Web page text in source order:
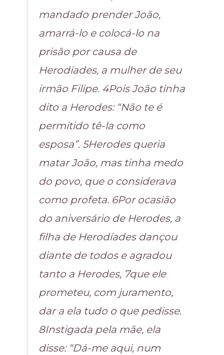
mandado prender João,
amarrá-lo e colocá-lo na
prisão por causa de
Herodíades, a mulher de seu
irmão Filipe. 4Pois João tinha
dito a Herodes: “Não te é
permitido tê-la como
esposa”. 5Herodes queria
matar João, mas tinha medo
do povo, que o considerava
como profeta. 6Por ocasião
do aniversário de Herodes, a
filha de Herodíades dançou
diante de todos e agradou
tanto a Herodes, 7que ele
prometeu, com juramento,
dar a ela tudo o que pedisse.
8Instigada pela mãe, ela
disse: “Dá-me aqui, num